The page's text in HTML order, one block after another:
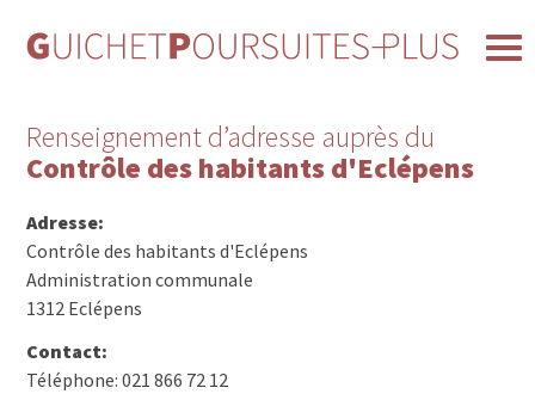
Renseignement d’adresse auprès du
Contrôle des habitants d'Eclépens
Adresse:
Contrôle des habitants d'Eclépens
Administration communale
1312 Eclépens
Contact:
Téléphone: 021 866 72 12